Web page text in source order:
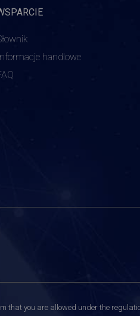
handlowe
that you are allowed under the